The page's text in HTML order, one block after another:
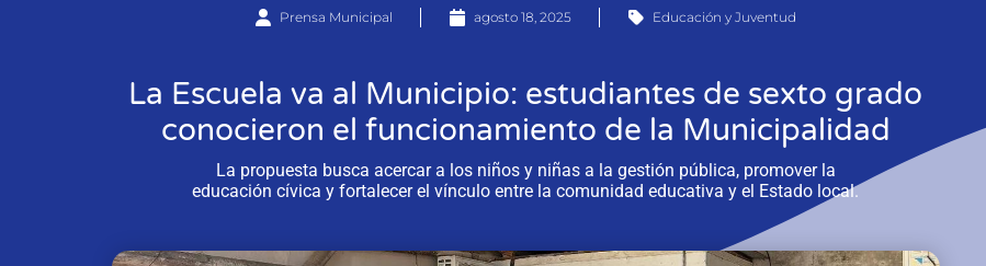
Prensa Municipal agosto 18, 2025 Educación y Juventud
La Escuela va al Municipio: estudiantes de sexto grado
conocieron el funcionamiento de la Municipalidad
La propuesta busca acercar a los niños y niñas a la gestión pública, promover la
educación cívica y fortalecer el vínculo entre la comunidad educativa y el Estado local.